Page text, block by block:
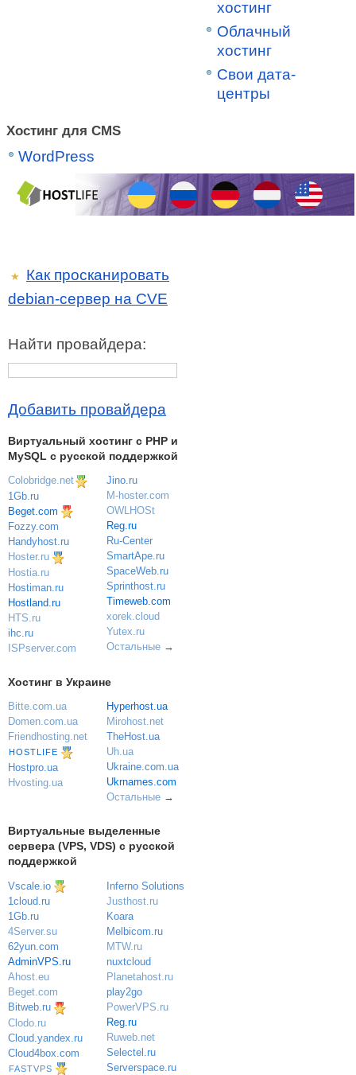
хостинг
Облачный
хостинг
Свои дата-
центры
Хостинг для CMS
WordPress
★
Как просканировать
debian-сервер на CVE
Найти провайдера:
Добавить провайдера
Виртуальный хостинг c PHP и
MySQL с русской поддержкой
Colobridge.net
1Gb.ru
Beget.com
Fozzy.com
Handyhost.ru
Hoster.ru
Hostia.ru
Hostiman.ru
Hostland.ru
HTS.ru
ihc.ru
ISPserver.com
Jino.ru
M-hoster.com
OWLHOSt
Reg.ru
Ru-Center
SmartApe.ru
SpaceWeb.ru
Sprinthost.ru
Timeweb.com
xorek.cloud
Yutex.ru
Остальные→
Хостинг в Украине
Bitte.com.ua
Domen.com.ua
Friendhosting.net
HOSTLIFE
Hostpro.ua
Hvosting.ua
Hyperhost.ua
Mirohost.net
TheHost.ua
Uh.ua
Ukraine.com.ua
Ukrnames.com
Остальные→
Виртуальные выделенные
сервера (VPS, VDS) с русской
поддержкой
Vscale.io
1cloud.ru
1Gb.ru
4Server.su
62yun.com
AdminVPS.ru
Ahost.eu
Beget.com
Bitweb.ru
Clodo.ru
Cloud.yandex.ru
Cloud4box.com
FASTVPS
Inferno Solutions
Justhost.ru
Koara
Melbicom.ru
MTW.ru
nuxtcloud
Planetahost.ru
play2go
PowerVPS.ru
Reg.ru
Ruweb.net
Selectel.ru
Serverspace.ru